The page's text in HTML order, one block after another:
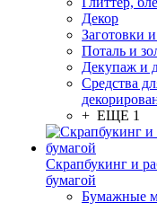
Декор
Заготовки
Поталь и
Декупаж и
Средства
+ ЕЩЕ 1
Скрапбукинг и
бумагой
Бумажные